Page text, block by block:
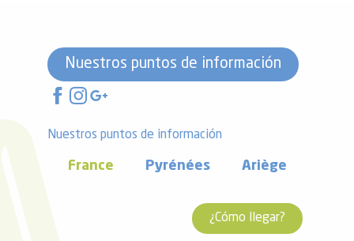
Nuestros puntos de información
Nuestros puntos de información
France Pyrénées Ariège
¿Cómo llegar?